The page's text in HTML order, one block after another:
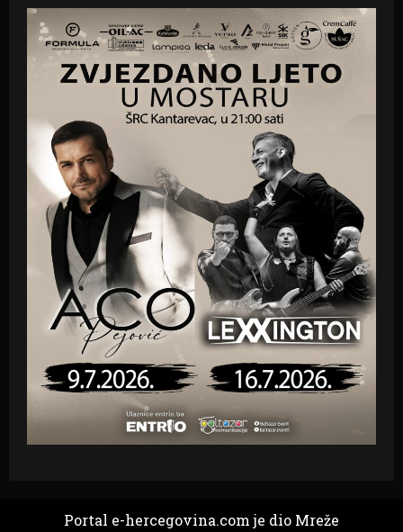
Portal e-hercegovina.com je dio Mreže